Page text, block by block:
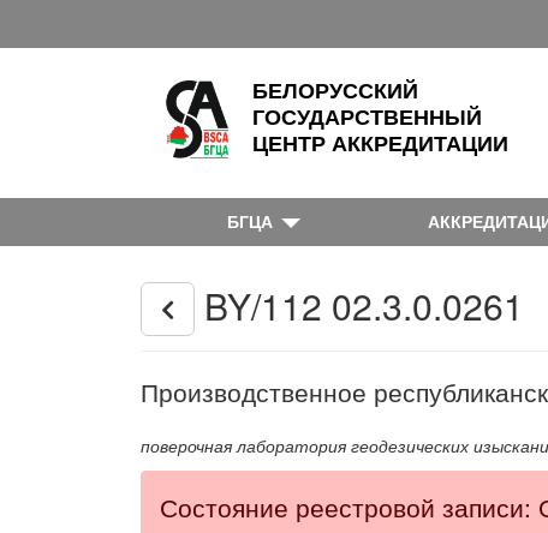
БЕЛОРУССКИЙ
ГОСУДАРСТВЕННЫЙ
ЦЕНТР АККРЕДИТАЦИИ
БГЦА
BY/112 02.3.0.0261
Производственное
поверочная лаборатория геодезических
Состояние реестровой записи: